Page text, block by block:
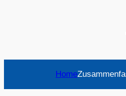
Home